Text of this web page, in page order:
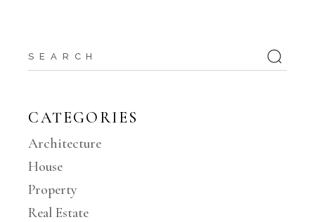
CATEGORIES
Architecture
House
Property
Real Estate